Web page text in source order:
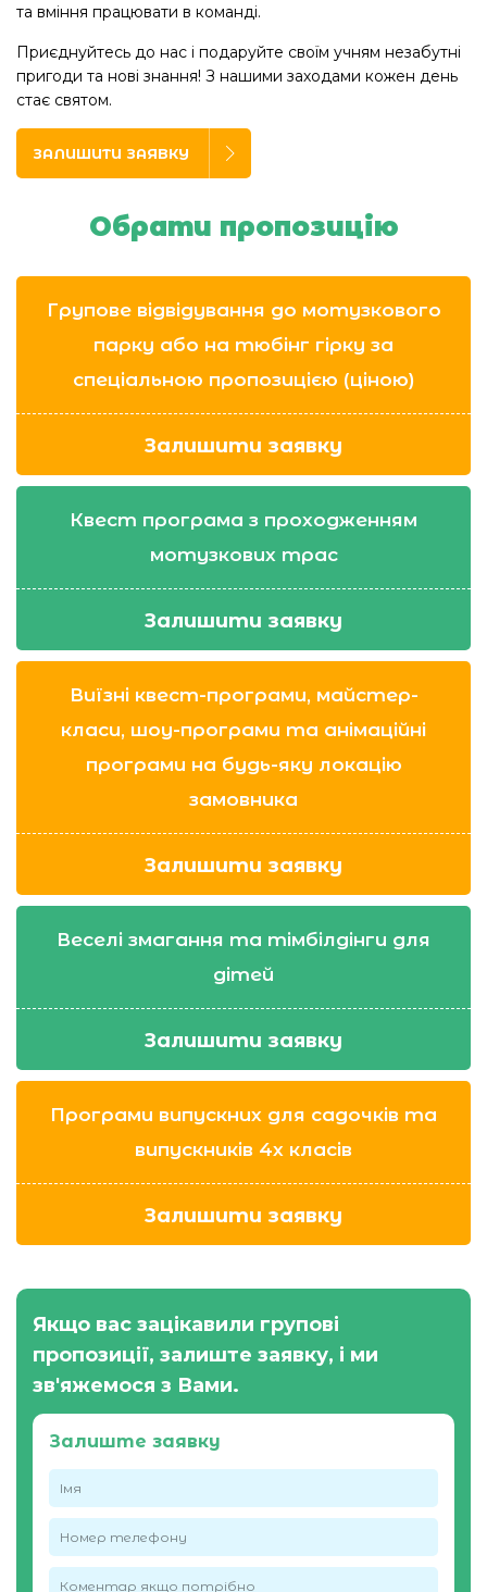
та вміння працювати в команді.
Приєднуйтесь до нас і подаруйте своїм учням незабутні
пригоди та нові знання! З нашими заходами кожен день
стає святом.
ЗАЛИШИТИ ЗАЯВКУ
Обрати пропозицію
Групове відвідування до мотузкового
парку або на тюбінг гірку за
спеціальною пропозицією (ціною)
Залишити заявку
Квест програма з проходженням
мотузкових трас
Залишити заявку
Виїзні квест-програми, майстер-
класи, шоу-програми та анімаційні
програми на будь-яку локацію
замовника
Залишити заявку
Веселі змагання та тімбілдінги для
дітей
Залишити заявку
Програми випускних для садочків та
випускників 4х класів
Залишити заявку
Якщо вас зацікавили групові
пропозиції, залиште заявку, і ми
зв'яжемося з Вами.
Залиште заявку